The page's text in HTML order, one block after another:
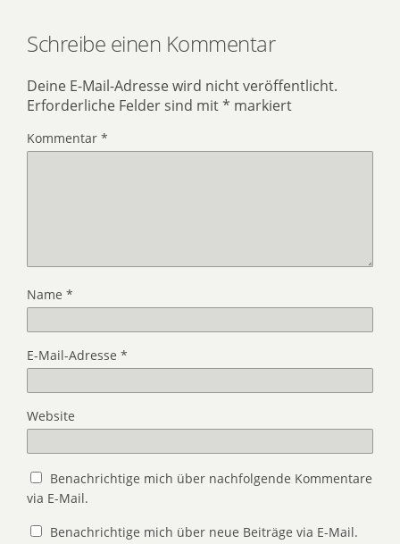
Schreibe einen Kommentar
Deine E-Mail-Adresse wird nicht veröffentlicht.
Erforderliche Felder sind mit* markiert
Kommentar *
Name *
E-Mail-Adresse *
Website
Benachrichtige mich über nachfolgende Kommentare
via E-Mail.
Benachrichtige mich über neue Beiträge via E-Mail.